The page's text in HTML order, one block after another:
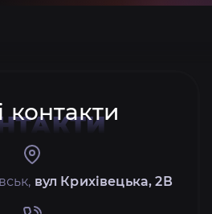
контакти
вул Крихівецька, 2В